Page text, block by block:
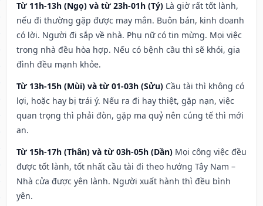
Từ 11h-13h (Ngọ) và từ 23h-01h (Tý) Là giờ rất tốt lành,
nếu đi thường gặp được may mắn. Buôn bán, kinh doanh
có lời. Người đi sắp về nhà. Phụ nữ có tin mừng. Mọi việc
trong nhà đều hòa hợp. Nếu có bệnh cầu thì sẽ khỏi, gia
đình đều mạnh khỏe.
Từ 13h-15h (Mùi) và từ 01-03h (Sửu) Cầu tài thì không có
lợi, hoặc hay bị trái ý. Nếu ra đi hay thiệt, gặp nạn, việc
quan trọng thì phải đòn, gặp ma quỷ nên cúng tế thì mới
an.
Từ 15h-17h (Thân) và từ 03h-05h (Dần) Mọi công việc đều
được tốt lành, tốt nhất cầu tài đi theo hướng Tây Nam –
Nhà cửa được yên lành. Người xuất hành thì đều bình
yên.